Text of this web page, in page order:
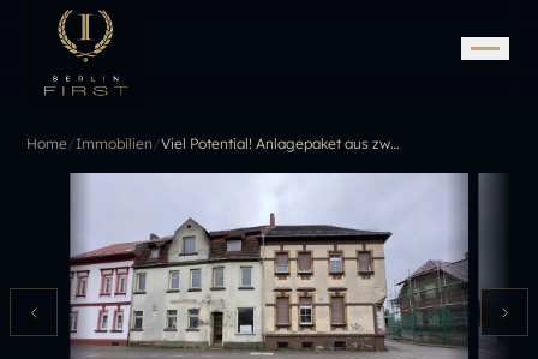
Home/Immobilien/ Viel Potential! Anlagepaket aus zwei charmanten Mehrfamilienhäusern mit Entwicklungsspielraum